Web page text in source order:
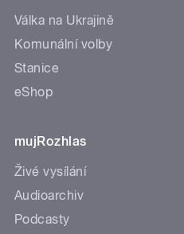
Válka na Ukrajině
Komunální volby
Stanice
eShop
mujRozhlas
Živé vysílání
Audioarchiv
Podcasty